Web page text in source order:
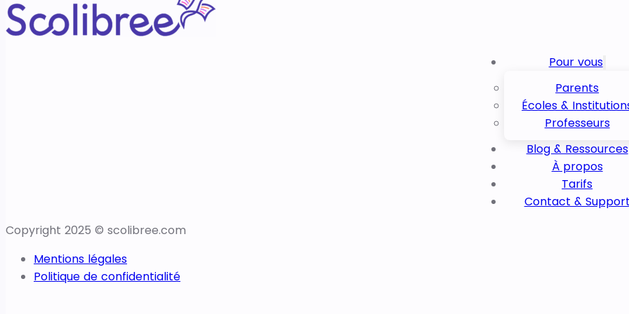
Pour vous
Parents
Écoles &
Professeurs
Blog & Ressources
À propos
Tarifs
Contact &
Copyright 2025 © scolibree.com
Mentions légales
Politique de confidentialité